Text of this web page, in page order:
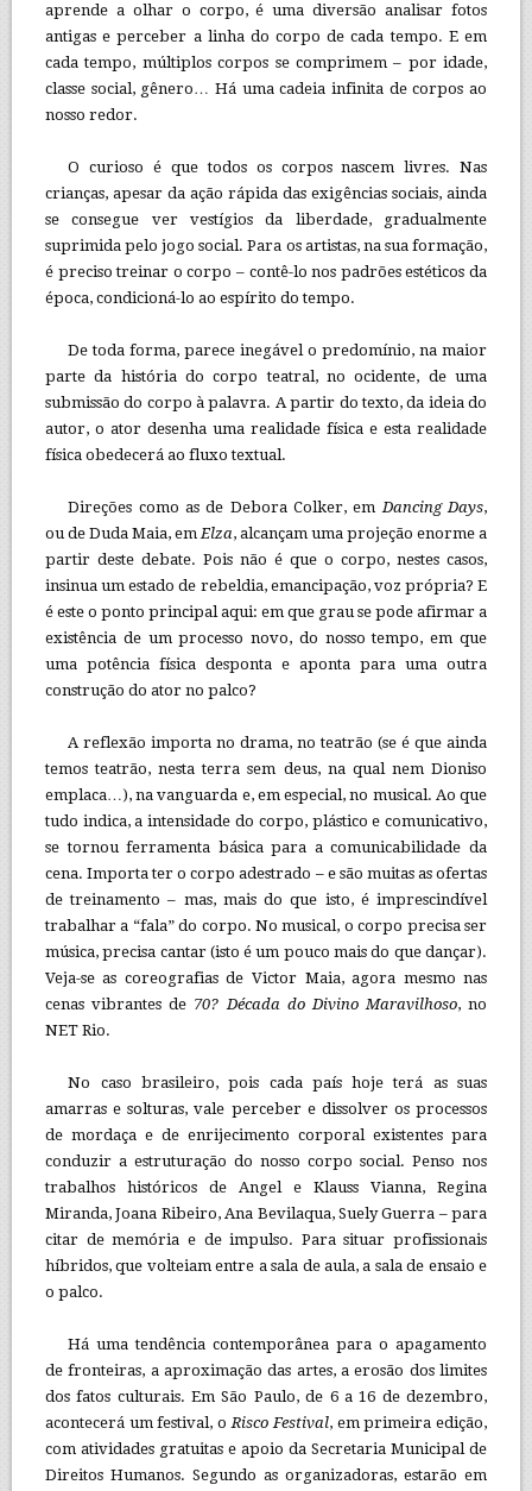
aprende a olhar o corpo, é uma diversão analisar fotos
antigas e perceber a linha do corpo de cada tempo. E em
cada tempo, múltiplos corpos se comprimem – por idade,
classe social, gênero… Há uma cadeia infinita de corpos ao
nosso redor.
O curioso é que todos os corpos nascem livres. Nas
crianças, apesar da ação rápida das exigências sociais, ainda
se consegue ver vestígios da liberdade, gradualmente
suprimida pelo jogo social. Para os artistas, na sua formação,
é preciso treinar o corpo – contê-lo nos padrões estéticos da
época, condicioná-lo ao espírito do tempo.
De toda forma, parece inegável o predomínio, na maior
parte da história do corpo teatral, no ocidente, de uma
submissão do corpo à palavra. A partir do texto, da ideia do
autor, o ator desenha uma realidade física e esta realidade
física obedecerá ao fluxo textual.
Direções como as de Debora Colker, emDancing Days,
ou de Duda Maia, emElza, alcançam uma projeção enorme a
partir deste debate. Pois não é que o corpo, nestes casos,
insinua um estado de rebeldia, emancipação, voz própria? E
é este o ponto principal aqui: em que grau se pode afirmar a
existência de um processo novo, do nosso tempo, em que
uma potência física desponta e aponta para uma outra
construção do ator no palco?
A reflexão importa no drama, no teatrão (se é que ainda
temos teatrão, nesta terra sem deus, na qual nem Dioniso
emplaca…), na vanguarda e, em especial, no musical. Ao que
tudo indica, a intensidade do corpo, plástico e comunicativo,
se tornou ferramenta básica para a comunicabilidade da
cena. Importa ter o corpo adestrado – e são muitas as ofertas
de treinamento – mas, mais do que isto, é imprescindível
trabalhar a “fala” do corpo. No musical, o corpo precisa ser
música, precisa cantar (isto é um pouco mais do que dançar).
Veja-se as coreografias de Victor Maia, agora mesmo nas
cenas vibrantes de 70? Década do Divino Maravilhoso, no
NET Rio.
No caso brasileiro, pois cada país hoje terá as suas
amarras e solturas, vale perceber e dissolver os processos
de mordaça e de enrijecimento corporal existentes para
conduzir a estruturação do nosso corpo social. Penso nos
trabalhos históricos de Angel e Klauss Vianna, Regina
Miranda, Joana Ribeiro, Ana Bevilaqua, Suely Guerra – para
citar de memória e de impulso. Para situar profissionais
híbridos, que volteiam entre a sala de aula, a sala de ensaio e
o palco.
Há uma tendência contemporânea para o apagamento
de fronteiras, a aproximação das artes, a erosão dos limites
dos fatos culturais. Em São Paulo, de 6 a 16 de dezembro,
acontecerá um festival, oRisco Festival, em primeira edição,
com atividades gratuitas e apoio da Secretaria Municipal de
Direitos Humanos. Segundo as organizadoras, estarão em